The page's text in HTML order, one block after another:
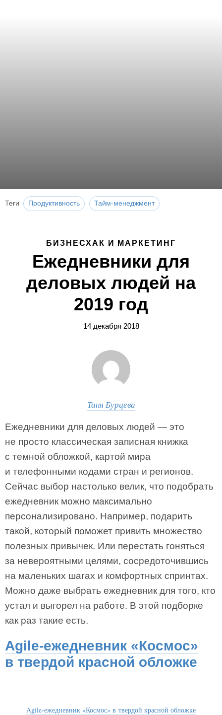
Теги Продуктивность Тайм-менеджмент
БИЗНЕСХАК И МАРКЕТИНГ
Ежедневники для
деловых людей на
2019 год
14 декабря 2018
Таня Бурцева
Ежедневники для деловых людей — это
не просто классическая записная книжка
с темной обложкой, картой мира
и телефонными кодами стран и регионов.
Сейчас выбор настолько велик, что подобрать
ежедневник можно максимально
персонализировано. Например, подарить
такой, который поможет привить множество
полезных привычек. Или перестать гоняться
за невероятными целями, сосредоточившись
на маленьких шагах и комфортных спринтах.
Можно даже выбрать ежедневник для того, кто
устал и выгорел на работе. В этой подборке
как раз такие есть.
Agile-ежедневник «Космос»
в твердой красной обложке
Agile-ежедневник «Космос» в твердой красной обложке